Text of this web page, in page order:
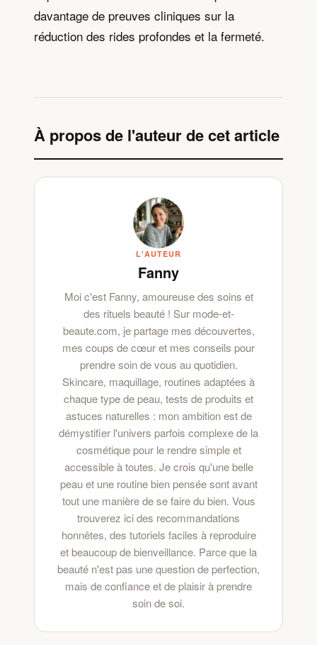
davantage de preuves cliniques sur la
réduction des rides profondes et la fermeté.
À propos de l'auteur de cet article
L'AUTEUR
Fanny
Moi c'est Fanny, amoureuse des soins et
des rituels beauté ! Sur mode-et-
beaute.com, je partage mes découvertes,
mes coups de cœur et mes conseils pour
prendre soin de vous au quotidien.
Skincare, maquillage, routines adaptées à
chaque type de peau, tests de produits et
astuces naturelles : mon ambition est de
démystifier l'univers parfois complexe de la
cosmétique pour le rendre simple et
accessible à toutes. Je crois qu'une belle
peau et une routine bien pensée sont avant
tout une manière de se faire du bien. Vous
trouverez ici des recommandations
honnêtes, des tutoriels faciles à reproduire
et beaucoup de bienveillance. Parce que la
beauté n'est pas une question de perfection,
mais de confiance et de plaisir à prendre
soin de soi.